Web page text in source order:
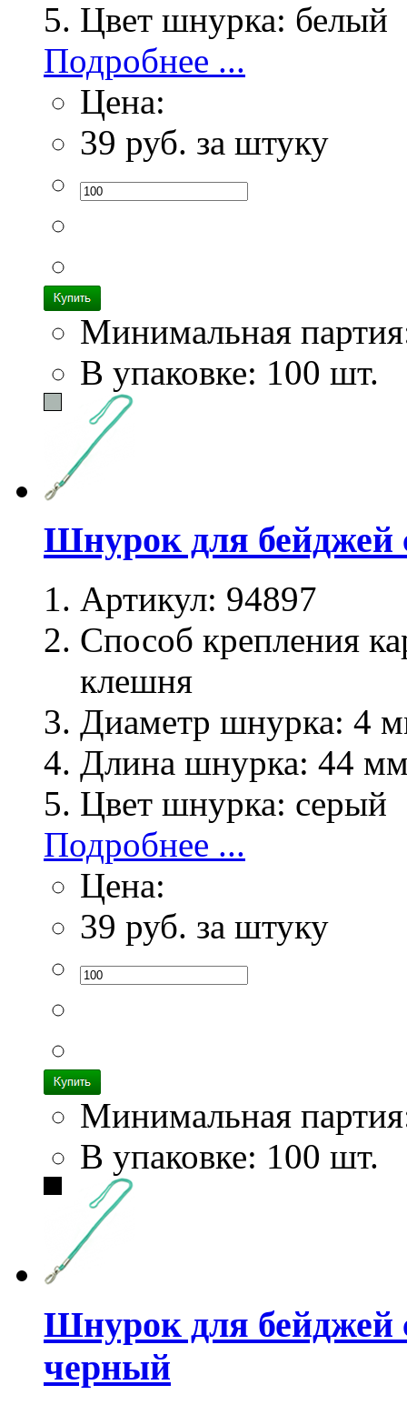
Цвет шнурка: белый
Подробнее ...
Цена:
39 руб. за штуку
Минимальная
В упаковке: 100 шт.
Шнурок для бейджей
Артикул: 94897
Способ крепления
клешня
Диаметр шнурка: 4
Длина шнурка: 44
Цвет шнурка: серый
Подробнее ...
Цена:
39 руб. за штуку
Минимальная
В упаковке: 100 шт.
Шнурок для бейджей
черный